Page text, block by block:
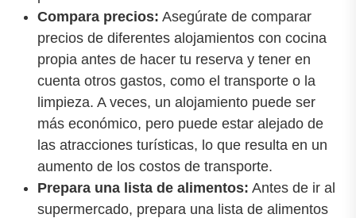
Compara precios: Asegúrate de comparar
precios de diferentes alojamientos con cocina
propia antes de hacer tu reserva y tener en
cuenta otros gastos, como el transporte o la
limpieza. A veces, un alojamiento puede ser
más económico, pero puede estar alejado de
las atracciones turísticas, lo que resulta en un
aumento de los costos de transporte.
Prepara una lista de alimentos: Antes de ir al
supermercado, prepara una lista de alimentos